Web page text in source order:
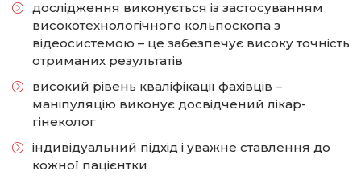
дослідження виконується із застосуванням
високотехнологічного кольпоскопа з
відеосистемою – це забезпечує високу точність
отриманих результатів
високий рівень кваліфікації фахівців –
маніпуляцію виконує досвідчений лікар-
гінеколог
індивідуальний підхід і уважне ставлення до
кожної пацієнтки